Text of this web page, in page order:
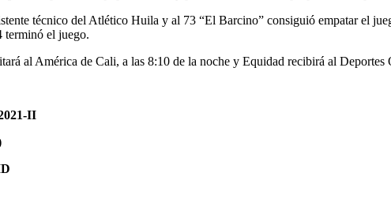
técnico del Atlético Huila y al 73 “El Barcino” consiguió empatar el
terminó el juego.
al América de Cali, a las 8:10 de la noche y Equidad recibirá al Deportes
II